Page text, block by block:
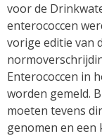
voor de
enterococcen
vorige editie van
Enterococcen in
worden gemeld.
moeten tevens
genomen en een